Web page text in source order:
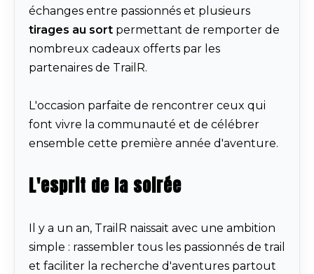
échanges entre passionnés et plusieurs
tirages au sort permettant de remporter de
nombreux cadeaux offerts par les
partenaires de TrailR.
L'occasion parfaite de rencontrer ceux qui
font vivre la communauté et de célébrer
ensemble cette première année d'aventure.
L'esprit de la soirée
Il y a un an, TrailR naissait avec une ambition
simple : rassembler tous les passionnés de trail
et faciliter la recherche d'aventures partout